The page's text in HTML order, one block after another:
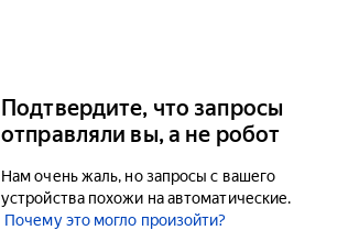
Подтвердите, что запросы
отправляли вы, а не робот
Нам очень жаль, но запросы с вашего
устройства похожи на автоматические.
Почему это могло произойти?